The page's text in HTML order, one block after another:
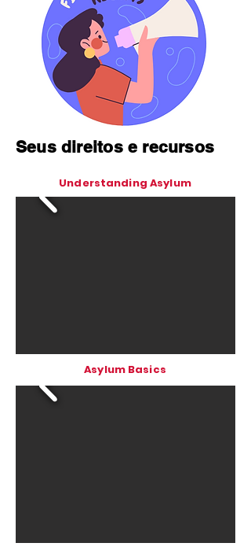
Seus direitos e recursos
Understanding Asylum
Asylum Basics